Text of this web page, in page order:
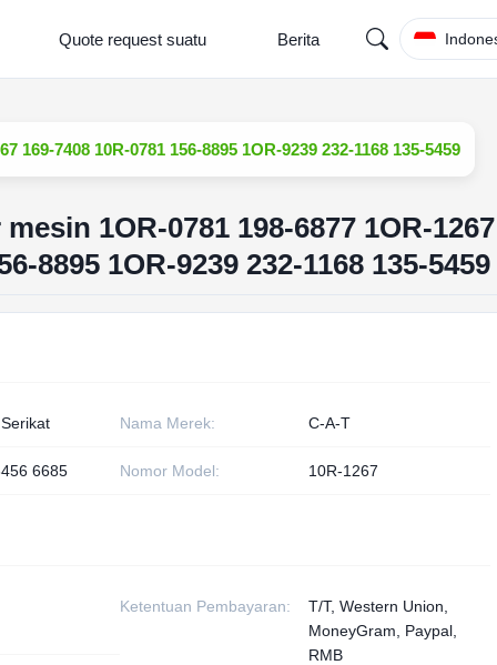
Quote request suatu Berita
7408 10R-0781 156-8895 1OR-9239 232-1168 135-5459
1OR-0781 198-6877 1OR-1267
8895 1OR-9239 232-1168 135-5459
Nama Merek: C-A-T
6685 Nomor Model: 10R-1267
Ketentuan Pembayaran:
T/T, Western Union,
MoneyGram, Paypal,
RMB